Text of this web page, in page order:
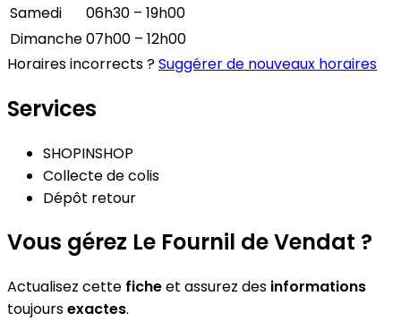
Samedi
06h30 – 19h00
Dimanche07h00 – 12h00
Horaires incorrects ?Suggérer de nouveaux horaires
Services
SHOPINSHOP
Collecte de colis
Dépôt retour
Vous gérez Le Fournil de Vendat ?
Actualisez cette ficheet assurez des informations
toujoursexactes.